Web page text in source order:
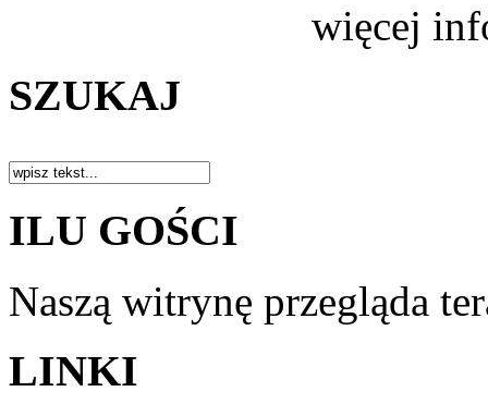
więcej
SZUKAJ
ILU GOŚCI
Naszą witrynę przegląda
LINKI